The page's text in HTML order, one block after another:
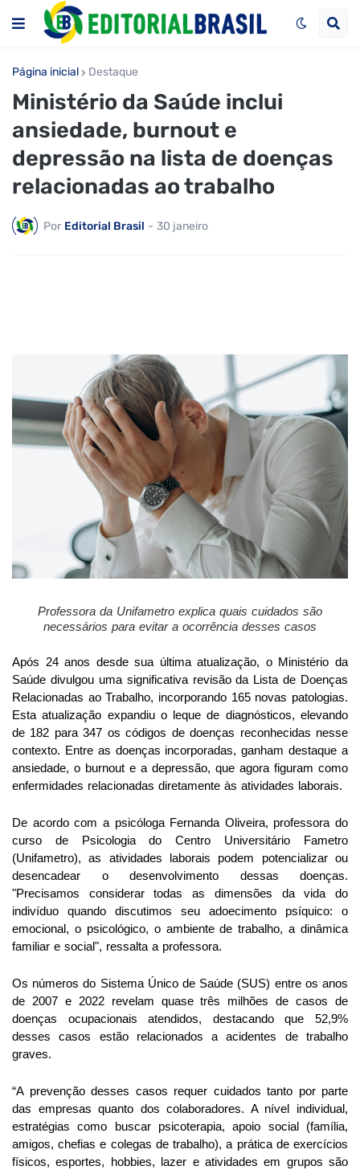
Página inicial Destaque
Ministério da Saúde inclui
ansiedade, burnout e
depressão na lista de doenças
relacionadas ao trabalho
Por Editorial Brasil - 30 janeiro
Professora da Unifametro explica quais cuidados são
necessários para evitar a ocorrência desses casos
Após 24 anos desde sua última atualização, o Ministério da
Saúde divulgou uma significativa revisão da Lista de Doenças
Relacionadas ao Trabalho, incorporando 165 novas patologias.
Esta atualização expandiu o leque de diagnósticos, elevando
de 182 para 347 os códigos de doenças reconhecidas nesse
contexto. Entre as doenças incorporadas, ganham destaque a
ansiedade, o burnout e a depressão, que agora figuram como
enfermidades relacionadas diretamente às atividades laborais.
De acordo com a psicóloga Fernanda Oliveira, professora do
curso de Psicologia do Centro Universitário Fametro
(Unifametro), as atividades laborais podem potencializar ou
desencadear o desenvolvimento dessas doenças.
"Precisamos considerar todas as dimensões da vida do
indivíduo quando discutimos seu adoecimento psíquico: o
emocional, o psicológico, o ambiente de trabalho, a dinâmica
familiar e social", ressalta a professora.
Os números do Sistema Único de Saúde (SUS) entre os anos
de 2007 e 2022 revelam quase três milhões de casos de
doenças ocupacionais atendidos, destacando que 52,9%
desses casos estão relacionados a acidentes de trabalho
graves.
“A prevenção desses casos requer cuidados tanto por parte
das empresas quanto dos colaboradores. A nível individual,
estratégias como buscar psicoterapia, apoio social (família,
amigos, chefias e colegas de trabalho), a prática de exercícios
físicos, esportes, hobbies, lazer e atividades em grupos são